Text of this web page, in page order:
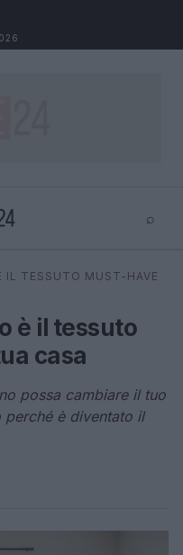
⌕
⌕ ×
IL TESSUTO MUST-HAVE
è il tessuto
casa
possa cambiare il tuo
è diventato il